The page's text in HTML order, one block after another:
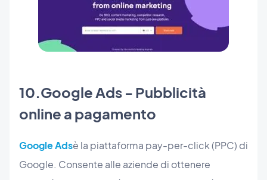
10.Google Ads - Pubblicità
online a pagamento
Google Adsè la piattaforma pay-per-click (PPC) di
Google. Consente alle aziende di ottenere